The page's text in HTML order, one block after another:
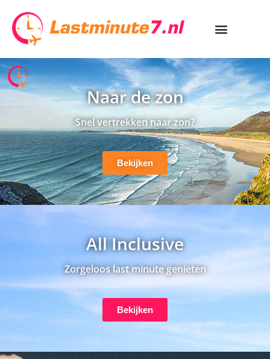
Naar de zon
Snel vertrekken naar zon?
Bekijken
All Inclusive
Zorgeloos last minute genieten
Bekijken